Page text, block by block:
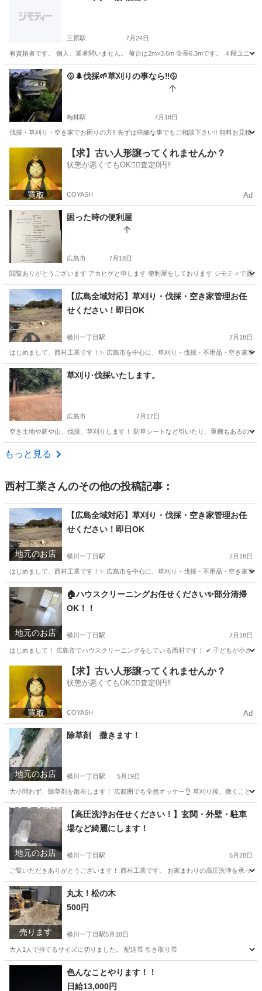
三原駅 7月24日
有資格者です。 個人、業者問いません。 荷台は2m×3.6m 全長6.3mです。 ４段ユニッ
広島 三原市 三原駅 便利屋 ユニック
🥎🌲伐採🌱草刈りの事なら‼️🥎
梅林駅 7月18日
伐採・草刈り・空き家でお困りの方‼️ 先ずは些細な事でもご相談下さい‼️ 無料お見積
梅林駅 便利屋 シート
【求】古い人形譲ってくれませんか？
状態が悪くてもOK🙆‍♀️査定0円‼️
COYASH Ad
困った時の便利屋
広島市 7月18日
閲覧ありがとうございます アカヒゲと申します 便利屋をしております ジモティで買
広島 広島市 便利屋 買取
【広島全域対応】草刈り・伐採・空き家管理お任
せください！即日OK
横川一丁目駅 7月18日
はじめまして、西村工業です！✨ 広島市を中心に、草刈り・伐採・不用品・空き家
広島 広島市 横川一丁目駅 便利屋
草刈り·伐採いたします。
広島市 7月17日
空き土地や庭や山、伐採、草刈りします！ 防草シートなど引いたり、重機もあるので
広島 広島市
もっと見る
西村工業さんのその他の投稿記事：
地元のお店
【広島全域対応】草刈り・伐採・空き家管理お任
せください！即日OK
横川一丁目駅 7月18日
はじめまして、西村工業です！✨ 広島市を中心に、草刈り・伐採・不用品・空き家
広島 広島市 横川一丁目駅 便利屋 無料
地元のお店
🏠ハウスクリーニングお任せください✨部分清掃
OK！！
横川一丁目駅 7月18日
はじめまして！ 広島市でハウスクリーニングをしている西村です！ ✔ 子どもが小さ
横川一丁目駅 ハウスクリーニング 無料
【求】古い人形譲ってくれませんか？
状態が悪くてもOK🙆‍♀️査定0円‼️
COYASH Ad
地元のお店
除草剤 撒きます！
横川一丁目駅 5月19日
大小問わず、除草剤を散布します！ 広範囲でも全然オッケー👌 草刈り後、撒くこと
広島 広島市 横川一丁目駅 その他
地元のお店
【高圧洗浄お任せください！】玄関・外壁・駐車
場など綺麗にします！
横川一丁目駅 5月28日
ご覧いただきありがとうございます！ 西村工業です。 お家まわりの高圧洗浄を承っ
広島 広島市 横川一丁目駅
売ります
丸太！松の木
500円
横川一丁目駅5月18日
大人1人で持てるサイズに切りました。 配送🉑 引き取り🉑
広島 広島市 横川一丁目駅 その他
色んなことやります！！
日給13,000円